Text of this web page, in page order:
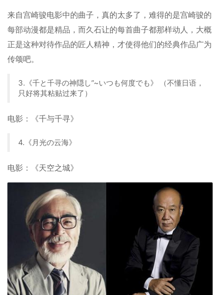
来自宫崎骏电影中的曲子，真的太多了，难得的是宫崎骏的
每部动漫都是精品，而久石让的每首曲子都那样动人，大概
正是这种对待作品的匠人精神，才使得他们的经典作品广为
传颂吧。
3.《千と千寻の神隠し”~いつも何度でも》 （不懂日语，
只好将其粘贴过来了）
电影：《千与千寻》
4.《月光の云海》
电影：《天空之城》